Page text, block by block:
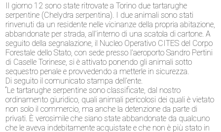
Il giorno 12 sono state ritrovate a Torino due tartarughe
serpentine (Chelydra serpentina). I due animali sono stati
rinvenuti da un residente nelle vicinanze della propria abitazione,
abbandonate per strada, all’interno di una scatola di cartone. A
seguito della segnalazione, il Nucleo Operativo CITES del Corpo
Forestale dello Stato, con sede presso l’aeroporto Sandro Pertini
di Caselle Torinese, si è attivato ponendo gli animali sotto
sequestro penale e provvedendo a metterle in sicurezza.
Di seguito il comunicato stampa dell’ente.
“Le tartarughe serpentine sono classificate, dal nostro
ordinamento giuridico, quali animali pericolosi dei quali è vietato
non solo il commercio, ma anche la detenzione da parte di
privati. È verosimile che siano state abbandonate da qualcuno
che le aveva indebitamente acquistate e che non è più stato in